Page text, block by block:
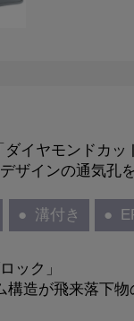
イヤモンドカッ
ザインの通気孔
溝付き
ック」
造が飛来落下物